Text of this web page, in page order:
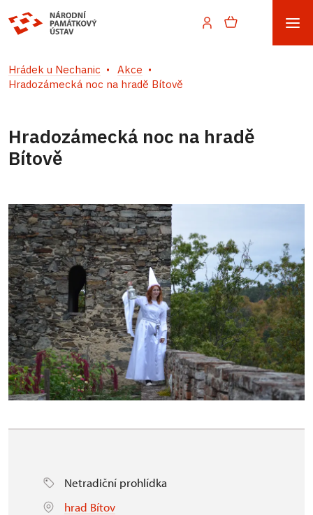
Hrádek u Nechanic
Akce
Hradozámecká noc na hradě Bítově
Hradozámecká noc na hradě
Bítově
Netradiční prohlídka
hrad Bítov